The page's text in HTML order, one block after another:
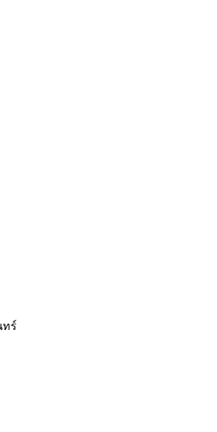
ทร์